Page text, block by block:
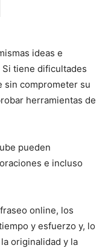
ideas e
tiene dificultades
sin comprometer su
herramientas de
pueden
e incluso
online, los
y esfuerzo y, lo
originalidad y la